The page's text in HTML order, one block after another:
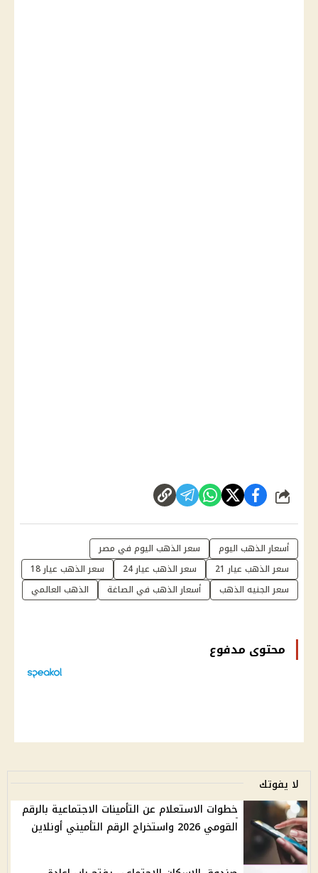
شارك
أسعار الذهب اليوم
سعر الذهب اليوم في مصر
سعر الذهب عيار 21
سعر الذهب عيار 24
سعر الذهب عيار 18
سعر الجنيه الذهب
أسعار الذهب في الصاغة الذهب العالمي
محتوى مدفوع
لا يفوتك
خطوات الاستعلام عن التأمينات الاجتماعية بالرقم
القومي 2026 واستخراج الرقم التأميني أونلاين